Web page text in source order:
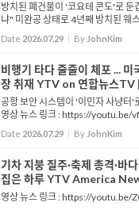
방치된 폐건물이 '코요테 콘도'로 둔
냐" 미완공 상태로 4년째 방치된 웨
에 코요테 무리가 들어서면서 주민
있습니다. 주민들은 코요테들이 낮에
Date 2026.07.29 By JohnKim
비행기 타다 줄줄이 체포 ...
장 취재 YTV on 연합뉴스
공항 보안 시스템이 '이민자 사냥터'
영상 뉴스 링크 : https://youtu.be/
Date 2026.07.29 By JohnKim
기차 지붕 질주·축제 총격·바
집은 하루 YTV America
영상 뉴스 링크 : https://youtu.be/